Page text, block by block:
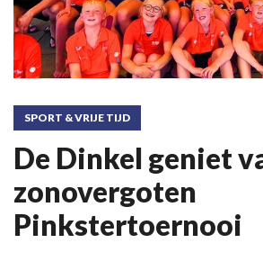
SPORT & VRIJE TIJD
De Dinkel geniet
zonovergoten
Pinkstertoernooi